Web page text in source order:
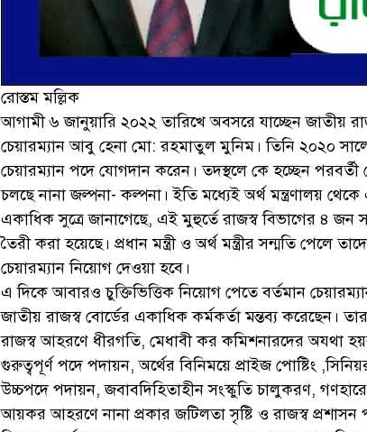
রোস্তম মল্লিক
আগামী ৬ জানুয়ারি ২০২২ তারিখে অবসরে যাচ্ছেন জাতীয়
চেয়ারম্যান আবু হেনা মো: রহমাতুল মুনিম। তিনি ২০২০
চেয়ারম্যান পদে যোগদান করেন। তদস্থলে কে হচ্ছেন পরবর্তী
চলছে নানা জল্পনা- কল্পনা। ইতি মধ্যেই অর্থ মন্ত্রণালয়
একাধিক সুত্রে জানাগেছে, এই মুহুর্তে রাজস্ব বিভাগের ৪ জন
তৈরী করা হয়েছে। প্রধান মন্ত্রী ও অর্থ মন্ত্রীর সন্মতি
চেয়ারম্যান নিয়োগ দেওয়া হবে।
এ দিকে আবারও চুক্তিভিত্তিক নিয়োগ পেতে বর্তমান
জাতীয় রাজস্ব বোর্ডের একাধিক কর্মকর্তা মন্তব্য করেছেন।
রাজস্ব আহরণে ধীরগতি, মেধাবী কর কমিশনারদের অযথা
গুরুত্বপূর্ণ পদে পদায়ন, অর্থের বিনিময়ে প্রাইজ পোষ্টিং
উচ্চপদে পদায়ন, জবাবদিহিতাহীন সংস্কুতি চালুকরণ,
আয়কর আহরণে নানা প্রকার জটিলতা সৃষ্টি ও রাজস্ব